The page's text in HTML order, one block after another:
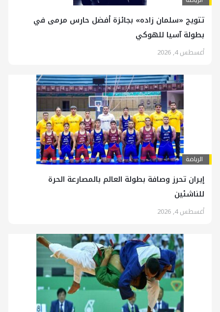
تتويج «سلمان زاده» بجائزة أفضل حارس مرمى في
بطولة آسيا للهوكي
أغسطس 4, 2026
الرياضة
إيران تحرز وصافة بطولة العالم بالمصارعة الحرة
للناشئين
أغسطس 4, 2026